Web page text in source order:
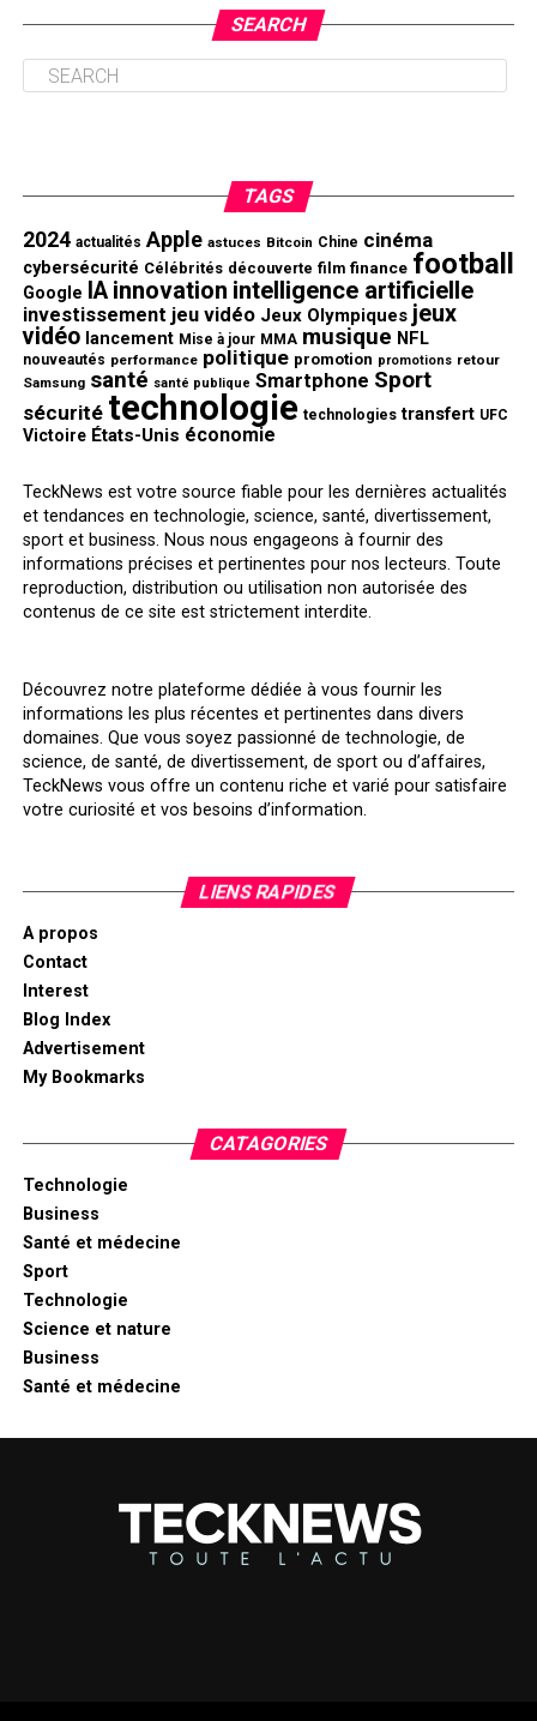
SEARCH
TAGS
2024 actualités Apple astuces Bitcoin Chine cinéma
cybersécurité Célébrités découverte film finance football
Google IA innovation intelligence artificielle
investissement jeu vidéo Jeux Olympiques jeux
vidéo lancement Mise à jour MMA musique NFL
nouveautés performance politique promotion promotions retour
Samsung santé santé publique Smartphone Sport
sécurité technologie technologies transfert UFC
Victoire États-Unis économie
TeckNews est votre source fiable pour les dernières actualités
et tendances en technologie, science, santé, divertissement,
sport et business. Nous nous engageons à fournir des
informations précises et pertinentes pour nos lecteurs. Toute
reproduction, distribution ou utilisation non autorisée des
contenus de ce site est strictement interdite.
Découvrez notre plateforme dédiée à vous fournir les
informations les plus récentes et pertinentes dans divers
domaines. Que vous soyez passionné de technologie, de
science, de santé, de divertissement, de sport ou d’affaires,
TeckNews vous offre un contenu riche et varié pour satisfaire
votre curiosité et vos besoins d’information.
LIENS RAPIDES
A propos
Contact
Interest
Blog Index
Advertisement
My Bookmarks
CATAGORIES
Technologie
Business
Santé et médecine
Sport
Technologie
Science et nature
Business
Santé et médecine